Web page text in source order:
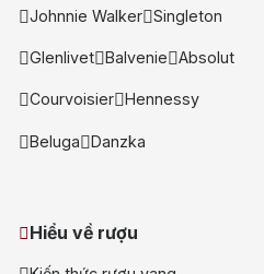
Johnnie Walker Singleton
Glenlivet Balvenie Absolut
Courvoisier Hennessy
Beluga Danzka
Hiểu về rượu